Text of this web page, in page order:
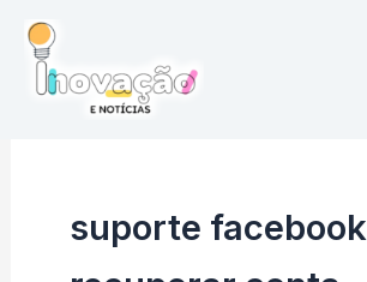
para
suporte facebook